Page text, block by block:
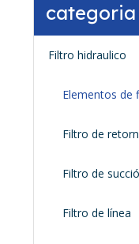
Filtro hidraulico
Elementos de
Filtro de
Filtro de
Filtro de línea